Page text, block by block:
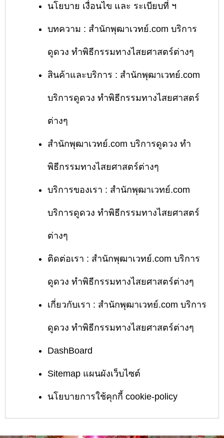
นโยบาย เงื่อนไข และ ระเบียบที่ ฯ
บทความ : สำนักพุฒาเวทย์.com บริการ
ดูดวง ทำพิธีกรรมทางไสยศาสตร์ต่างๆ
สินค้าและบริการ : สำนักพุฒาเวทย์.com
บริการดูดวง ทำพิธีกรรมทางไสยศาสตร์
ต่างๆ
สำนักพุฒาเวทย์.com บริการดูดวง ทำ
พิธีกรรมทางไสยศาสตร์ต่างๆ
บริการของเรา : สำนักพุฒาเวทย์.com
บริการดูดวง ทำพิธีกรรมทางไสยศาสตร์
ต่างๆ
ติดต่อเรา : สำนักพุฒาเวทย์.com บริการ
ดูดวง ทำพิธีกรรมทางไสยศาสตร์ต่างๆ
เกี่ยวกับเรา : สำนักพุฒาเวทย์.com บริการ
ดูดวง ทำพิธีกรรมทางไสยศาสตร์ต่างๆ
DashBoard
Sitemap แผนผังเว็บไซต์
นโยบายการใช้คุกกี้ cookie-policy